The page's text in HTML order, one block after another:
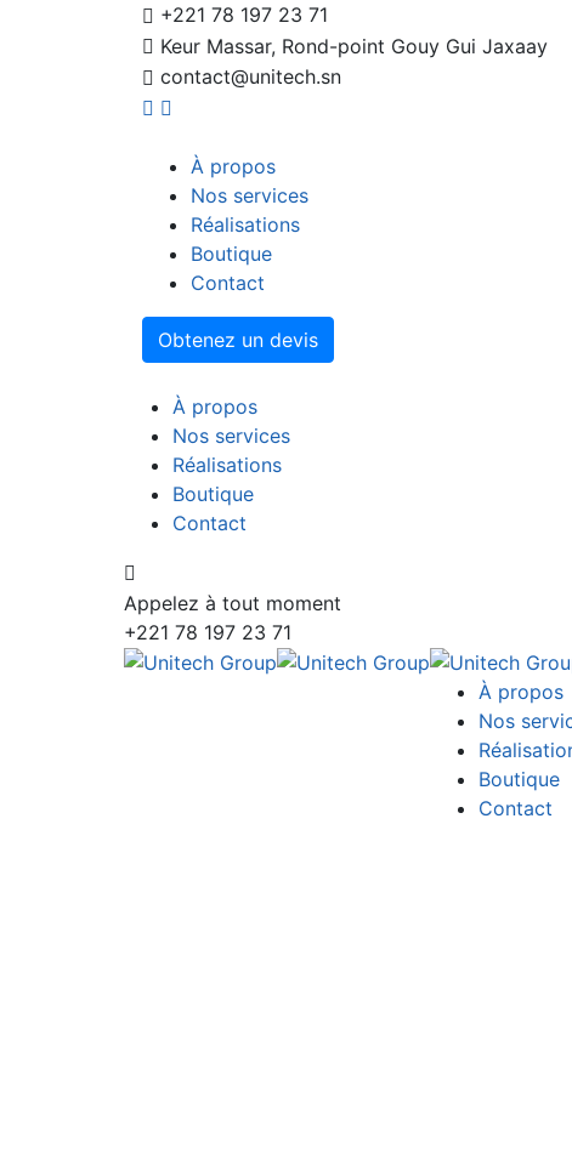
+221 78 197 23 71
Keur Massar, Rond-point Gouy Gui Jaxaay
contact@unitech.sn
À propos
Nos services
Réalisations
Boutique
Contact
Obtenez un devis
À propos
Nos services
Réalisations
Boutique
Contact
Appelez à tout moment
+221 78 197 23 71
À propos
Nos
Boutique
Contact